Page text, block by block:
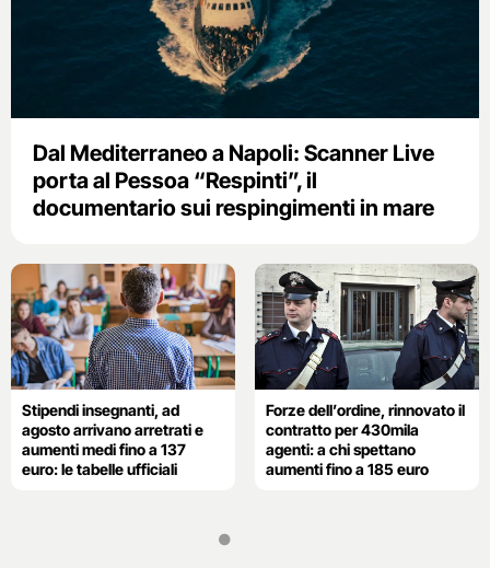
Dal Mediterraneo a Napoli: Scanner Live
porta al Pessoa “Respinti”, il
documentario sui respingimenti in mare
Stipendi insegnanti, ad
agosto arrivano arretrati e
aumenti medi fino a 137
euro: le tabelle ufficiali
Forze dell’ordine, rinnovato il
contratto per 430mila
agenti: a chi spettano
aumenti fino a 185 euro